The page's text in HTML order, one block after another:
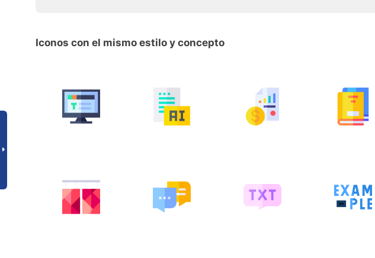
Iconos con el mismo estilo y concepto